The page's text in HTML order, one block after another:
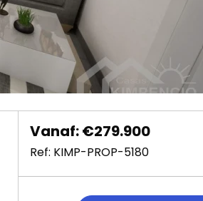
Vanaf: €279.900
Ref: KIMP-PROP-5180